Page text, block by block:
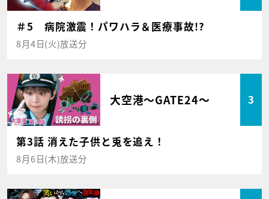
＃5 病院激震！パワハラ＆医療事故!?
8月4日(火)放送分
大空港～GATE24～ 3
第3話 消えた子供と兎を追え！
8月6日(木)放送分